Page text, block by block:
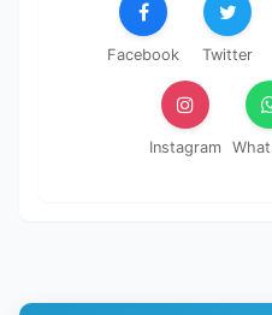
Facebook Twitter
Instagram